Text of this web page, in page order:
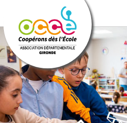
VOTRE AD OCCE 33
GERER SA COOPERATIVE
ACTIONS PÉDAGOGIQUES